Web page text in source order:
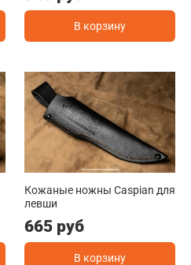
В корзину
Кожаные ножны Caspian для
левши
665 руб
В корзину